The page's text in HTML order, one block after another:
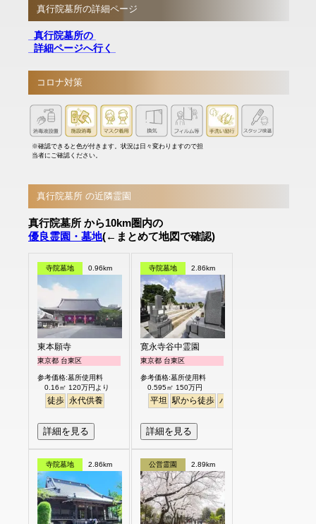
真行院墓所の詳細ページ
真行院墓所の
詳細ページへ行く
コロナ対策
※確認できると色が付きます。状況は日々変わりますので担
当者にご確認ください。
真行院墓所 の近隣霊園
真行院墓所 から10km圏内の
優良霊園・墓地(←まとめて地図で確認)
寺院墓地 0.96km
東本願寺
東京都 台東区
参考価格:墓所使用料
0.16㎡ 120万円より
徒歩 永代供養
詳細を見る
寺院墓地 2.86km
寛永寺谷中霊園
東京都 台東区
参考価格:墓所使用料
0.595㎡ 150万円
平坦 駅から徒歩 バリアフリー
詳細を見る
寺院墓地 2.86km 公営霊園 2.89km